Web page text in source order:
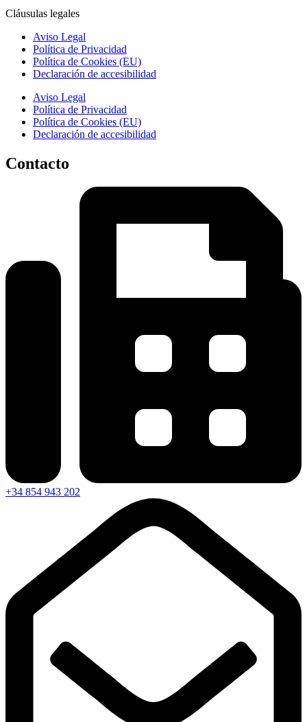
Cláusulas legales
Aviso Legal
Política de Privacidad
Política de Cookies (EU)
Declaración de accesibilidad
Aviso Legal
Política de Privacidad
Política de Cookies (EU)
Declaración de accesibilidad
Contacto
+34 854 943 202